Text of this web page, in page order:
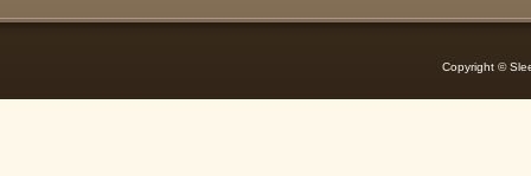
Copyright ©